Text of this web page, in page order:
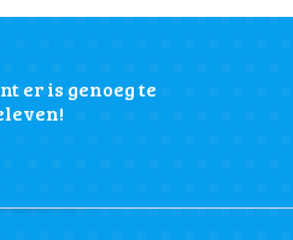
er is genoeg te